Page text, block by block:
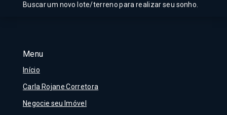
Menu
Início
Carla Rojane Corretora
Negocie seu Imóvel
Buscar um novo lote/terreno para realizar seu sonho.